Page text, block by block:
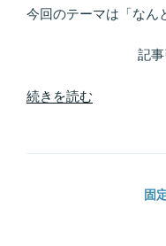
す
今回のテーマは「なん
記事
““な
な
続きを読む
固